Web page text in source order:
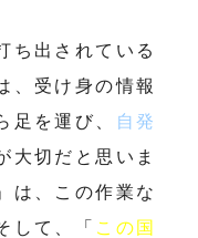
ち出されている
、受け身の情報
足を運び、
自発
大切だと思いま
」は、この作業な
して、「 この国